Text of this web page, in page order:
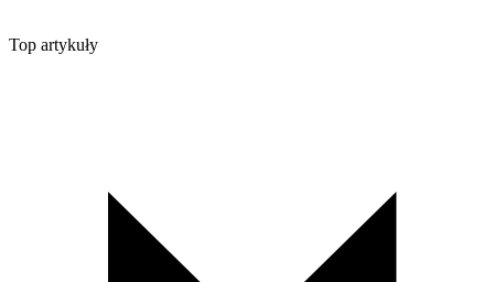
Top artykuły